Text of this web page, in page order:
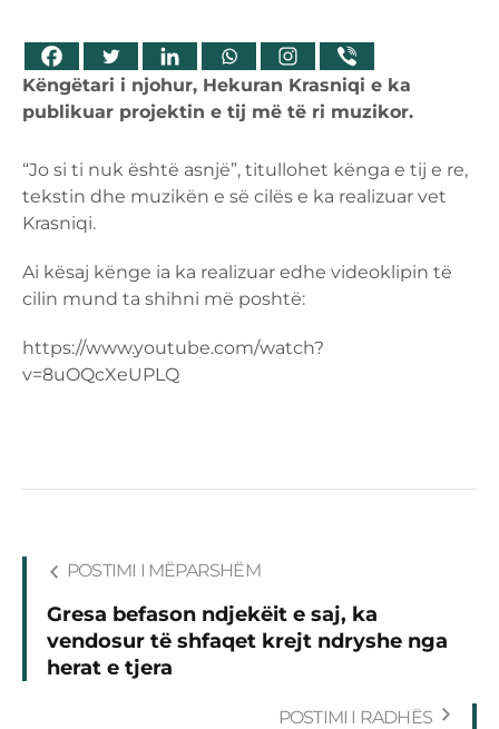
Këngëtari i njohur, Hekuran Krasniqi e ka
publikuar projektin e tij më të ri muzikor.
“Jo si ti nuk është asnjë”, titullohet kënga e tij e re,
tekstin dhe muzikën e së cilës e ka realizuar vet
Krasniqi.
Ai kësaj kënge ia ka realizuar edhe videoklipin të
cilin mund ta shihni më poshtë:
https://www.youtube.com/watch?
v=8uOQcXeUPLQ
POSTIMI I MËPARSHËM
Gresa befason ndjekëit e saj, ka
vendosur të shfaqet krejt ndryshe nga
herat e tjera
POSTIMI I RADHËS